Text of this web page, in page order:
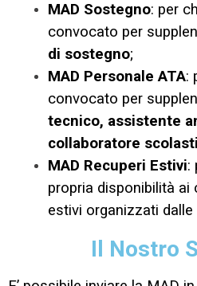
MAD Sostegno: per
convocato per
di sostegno;
MAD Personale ATA:
convocato per
tecnico, assistente
collaboratore
MAD Recuperi Estivi:
propria disponibilità ai
estivi organizzati dalle
Il Nostro